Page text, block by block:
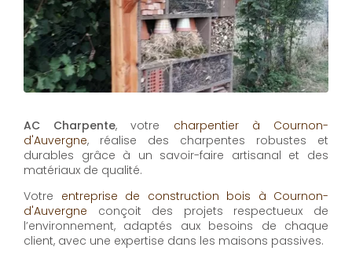
AC Charpente, votre charpentier à Cournon-
d'Auvergne, réalise des charpentes robustes et
durables grâce à un savoir-faire artisanal et des
matériaux de qualité.
Votre entreprise de construction bois à Cournon-
d'Auvergne conçoit des projets respectueux de
l’environnement, adaptés aux besoins de chaque
client, avec une expertise dans les maisons passives.